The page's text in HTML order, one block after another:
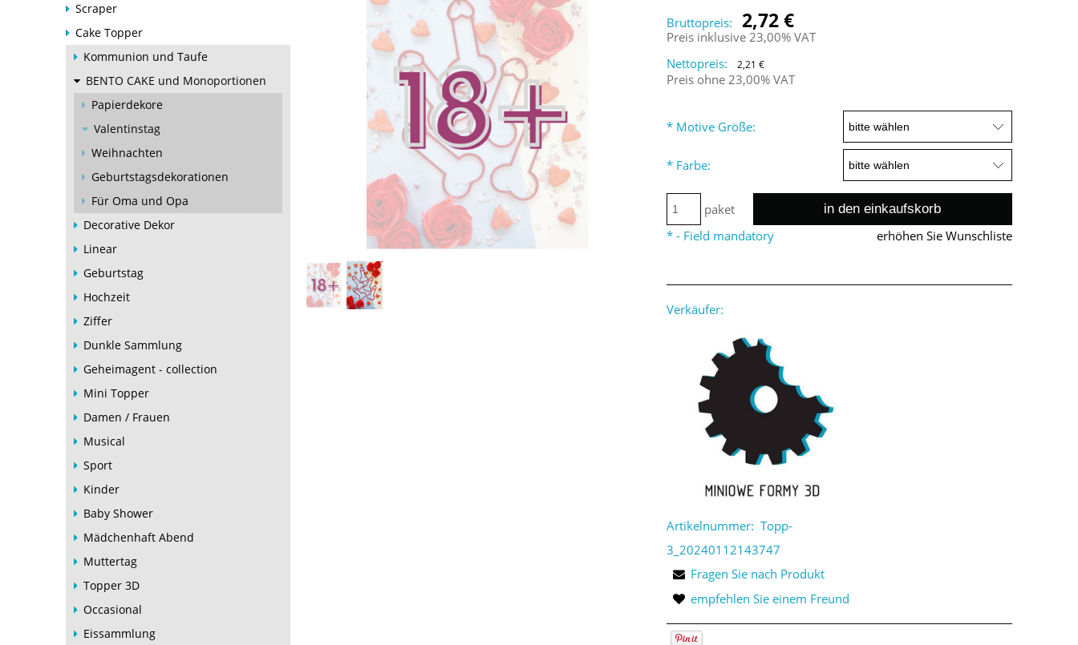
Scraper
Cake Topper
Kommunion und Taufe
BENTO CAKE und Monoportionen
Papierdekore
Valentinstag
Weihnachten
Geburtstagsdekorationen
Für Oma und Opa
Decorative Dekor
Linear
Geburtstag
Hochzeit
Ziffer
Dunkle Sammlung
Geheimagent - collection
Mini Topper
Damen / Frauen
Musical
Sport
Kinder
Baby Shower
Mädchenhaft Abend
Muttertag
Topper 3D
Occasional
Eissammlung
Bruttopreis:
2,72 €
Preis inklusive 23,00% VAT
Nettopreis:
2,21 €
Preis ohne 23,00% VAT
* Motive Größe:
* Farbe:
paket
in den einkaufskorb
erhöhen Sie Wunschliste
* - Field mandatory
Verkäufer:
Artikelnummer: Topp-
3_20240112143747
Fragen Sie nach Produkt
empfehlen Sie einem Freund